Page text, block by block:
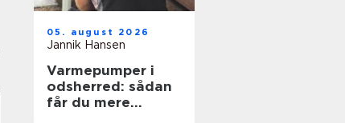
05. august 2026
Jannik Hansen
Varmepumper i
odsherred: sådan
får du mere